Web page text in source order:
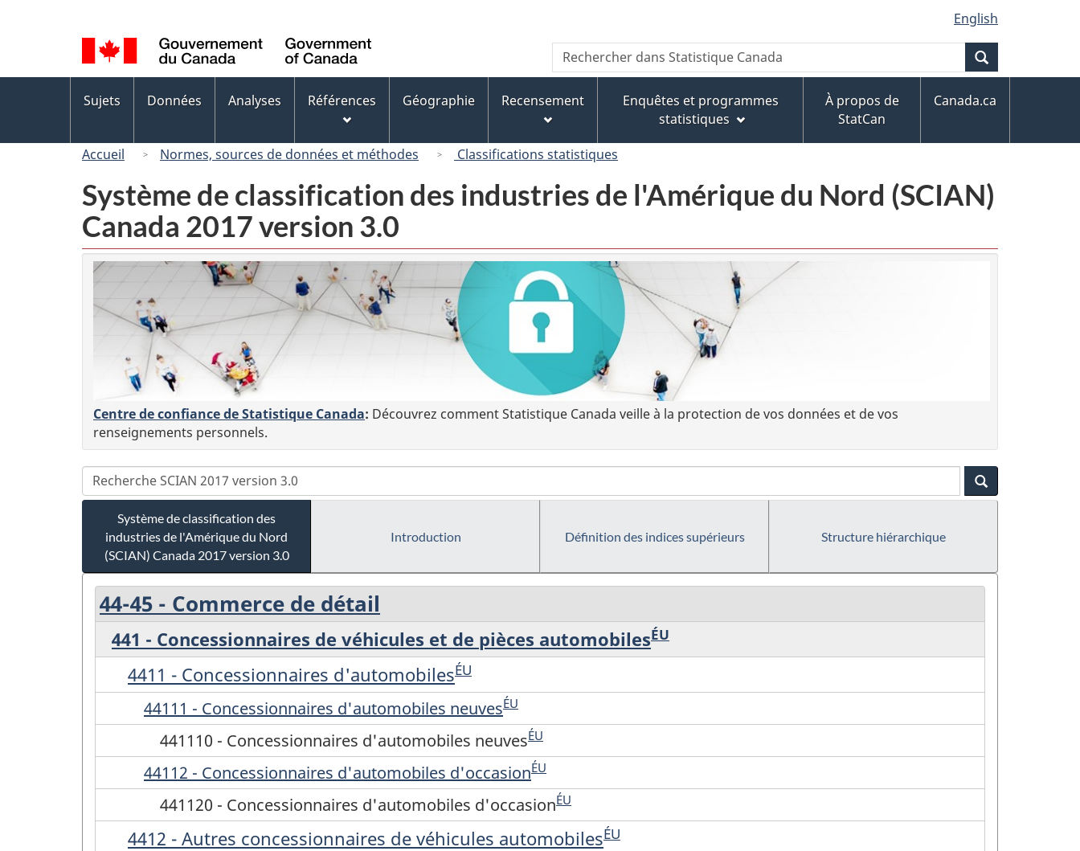
au
contenu
principal
« À
propos
de
ce
version
HTML
simplifiée
de
la
langue
English
Canada
Recherche
Rechercher
dans
Canada
des
Sujets Données Analyses Références Géographie Recensement
Enquêtes et programmes
statistiques
À propos de
StatCan
Canada.ca
Accueil Normes, sources de données et méthodes Classifications statistiques
Système de classification des industries de l'Amérique du Nord (SCIAN)
Canada 2017 version 3.0
Centre de confiance de Statistique Canada: Découvrez comment Statistique Canada veille à la protection de vos données et de vos
renseignements personnels.
Système de classification des
industries de l'Amérique du Nord
(SCIAN) Canada 2017 version 3.0
Introduction Définition des indices supérieurs Structure hiérarchique
44-45 - Commerce de détail
441 - Concessionnaires de véhicules et de pièces automobilesÉU
4411 - Concessionnaires d'automobilesÉU
44111 - Concessionnaires d'automobiles neuvesÉU
441110 - Concessionnaires d'automobiles neuvesÉU
44112 - Concessionnaires d'automobiles d'occasionÉU
441120 - Concessionnaires d'automobiles d'occasionÉU
4412 - Autres concessionnaires de véhicules automobilesÉU